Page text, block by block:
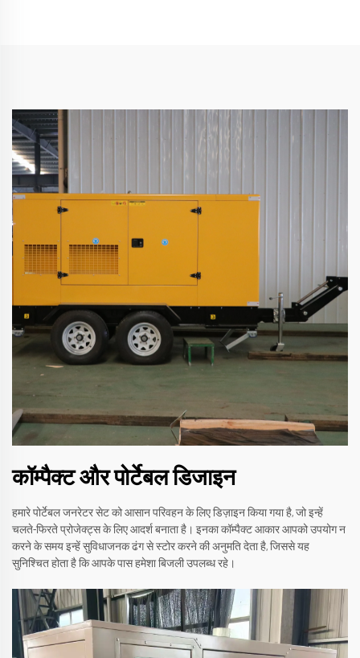
कॉम्पैक्ट और पोर्टेबल डिजाइन
हमारे पोर्टेबल जनरेटर सेट को आसान परिवहन के लिए डिज़ाइन किया गया है, जो इन्हें
चलते-फिरते प्रोजेक्ट्स के लिए आदर्श बनाता है। इनका कॉम्पैक्ट आकार आपको उपयोग न
करने के समय इन्हें सुविधाजनक ढंग से स्टोर करने की अनुमति देता है, जिससे यह
सुनिश्चित होता है कि आपके पास हमेशा बिजली उपलब्ध रहे।